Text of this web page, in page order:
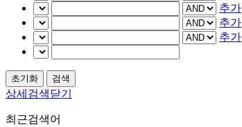
추가
추가
추가
상세검색닫기
최근검색어